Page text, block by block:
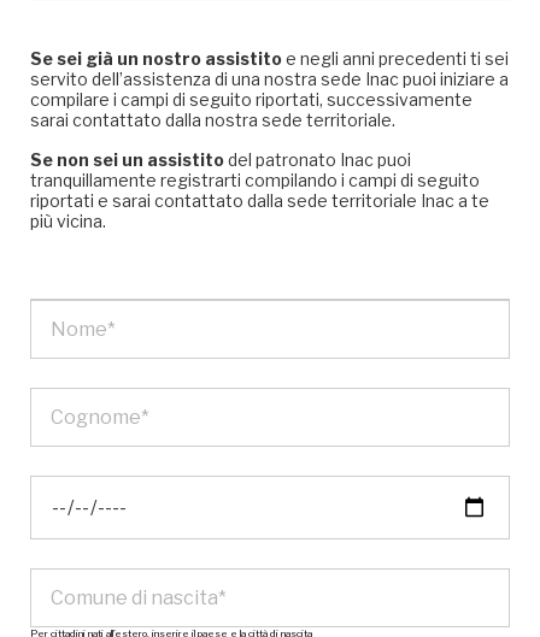
Se sei già un nostro assistitoe negli anni precedenti ti sei
servito dell’assistenza di una nostra sede Inac puoi iniziare a
compilare i campi di seguito riportati, successivamente
sarai contattato dalla nostra sede territoriale.
Se non sei un assistitodel patronato Inac puoi
tranquillamente registrarti compilando i campi di seguito
riportati e sarai contattato dalla sede territoriale Inac a te
più vicina.
Per cittadini nati all’estero, inserire il paese e la città di nascita